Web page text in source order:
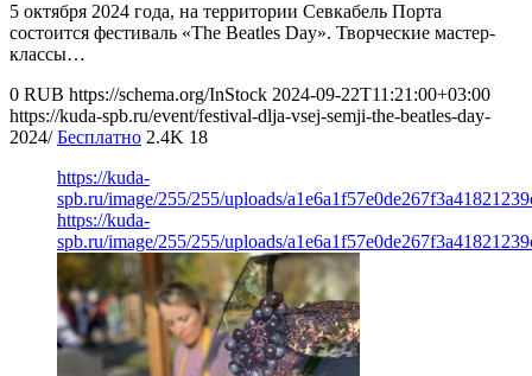
5 октября 2024 года, на территории Севкабель Порта
состоится фестиваль «The Beatles Day». Творческие мастер-
классы…
0 RUB https://schema.org/InStock 2024-09-22T11:21:00+03:00
https://kuda-spb.ru/event/festival-dlja-vsej-semji-the-beatles-day-
2024/ Бесплатно 2.4K 18
https://kuda-
spb.ru/image/255/255/uploads/
https://kuda-
spb.ru/image/255/255/uploads/